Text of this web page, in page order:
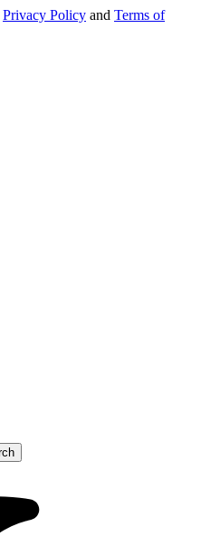
Privacy Policy and Terms of